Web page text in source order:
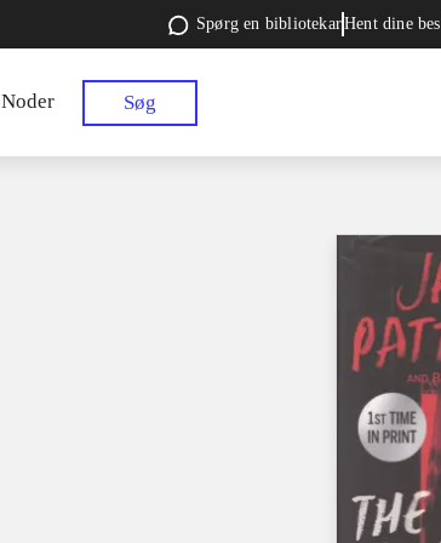
Spørg en bibliotekarHent dine
Noder Søg